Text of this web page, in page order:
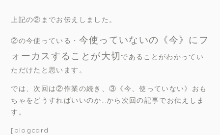
上記の②までお伝えしました。
②の今使っている・ 今使っていないの《今》にフ
ォーカスすることが大切 であることがわかってい
ただけたと思います。
では、次回は②作業の続き、③ 《今、使っていない》おも
ちゃをどうすればいいのか…から次回の記事でお伝えしま
す。
[blogcard